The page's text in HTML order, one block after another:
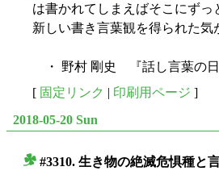
は書かれてしまえばそこにず
新しい書き言葉観を得られた気
・ 野村 剛史 『話し言葉の
[ 固定リンク | 印刷用ページ ]
2018-05-20 Sun
#3310. 生き物の絶滅危惧種と